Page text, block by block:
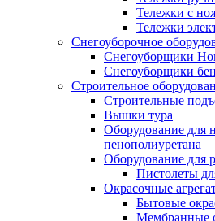
Тележки с
Тележки
Снегоуборочное
Снегоуборщики
Снегоуборщики
Строительное
Cтроительные
Вышки тура
Оборудование для
пенополиуретана
Оборудование для
Пистолеты
Окрасочные
Бытовые
Мембранные